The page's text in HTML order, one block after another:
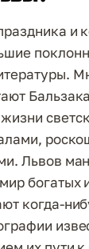
и
Львов
богатых
когда-